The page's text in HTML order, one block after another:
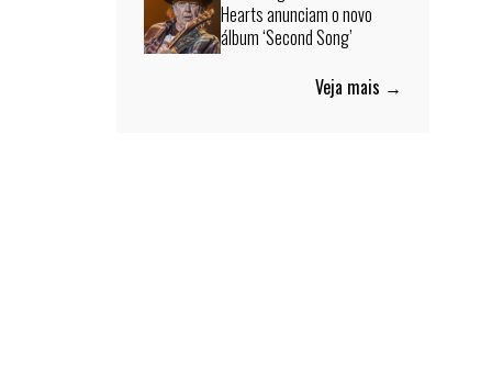
Hearts anunciam o novo
álbum ‘Second Song’
Veja mais →